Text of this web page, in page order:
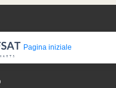
Pagina iniziale